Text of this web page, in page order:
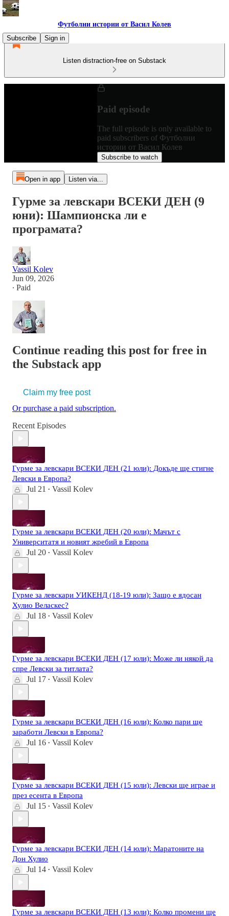
Футболни истории от Васил Колев
Subscribe
Sign in
Listen distraction-free on Substack
Paid episode
The full episode is only available to
paid subscribers of Футболни
истории от Васил Колев
Subscribe to watch
Open in app Listen via...
Гурме за левскари ВСЕКИ ДЕН (9
юни): Шампионска ли е
програмата?
Vassil Kolev
Jun 09, 2026
∙ Paid
Continue reading this post for free in
the Substack app
Claim my free post
Or purchase a paid subscription.
Recent Episodes
Гурме за левскари ВСЕКИ ДЕН (21 юли): Докъде ще стигне
Левски в Европа?
Jul 21 • Vassil Kolev
Гурме за левскари ВСЕКИ ДЕН (20 юли): Мачът с
Университатя и новият жребий в Европа
Jul 20 • Vassil Kolev
Гурме за левскари УИКЕНД (18-19 юли): Защо е ядосан
Хулио Веласкес?
Jul 18 • Vassil Kolev
Гурме за левскари ВСЕКИ ДЕН (17 юли): Може ли някой да
спре Левски за титлата?
Jul 17 • Vassil Kolev
Гурме за левскари ВСЕКИ ДЕН (16 юли): Колко пари ще
заработи Левски в Европа?
Jul 16 • Vassil Kolev
Гурме за левскари ВСЕКИ ДЕН (15 юли): Левски ще играе и
през есента в Европа
Jul 15 • Vassil Kolev
Гурме за левскари ВСЕКИ ДЕН (14 юли): Маратоните на
Дон Хулио
Jul 14 • Vassil Kolev
Гурме за левскари ВСЕКИ ДЕН (13 юли): Колко промени ще